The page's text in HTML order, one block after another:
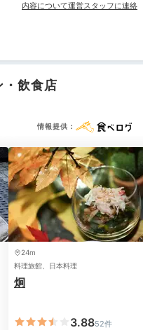
。草津温泉の源泉をゆっく
報を表示しています。
内容について運営スタッフに連絡
・飲食店
情報提供：
24m
料理旅館、日本料理
炯
3.8852件